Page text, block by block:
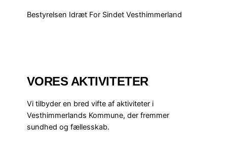
Bestyrelsen Idræt For Sindet Vesthimmerland
VORES AKTIVITETER
Vi tilbyder en bred vifte af aktiviteter i
Vesthimmerlands Kommune, der fremmer
sundhed og fællesskab.